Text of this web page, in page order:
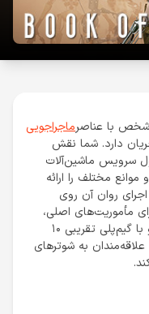
با عناصرماجراجویی
دارد. شما نقش
سرویس ماشین‌آلات
مختلف را ارائه
روان آن روی
مأموریت‌های اصلی،
ساخت و ساز و جستجو برای منابع است و با گیم‌پلی تقریبی ۱۰
به شوترهای